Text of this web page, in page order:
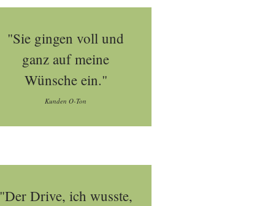
"Sie gingen voll und
ganz auf meine
Wünsche ein."
Kunden O-Ton
"Der Drive, ich wusste,